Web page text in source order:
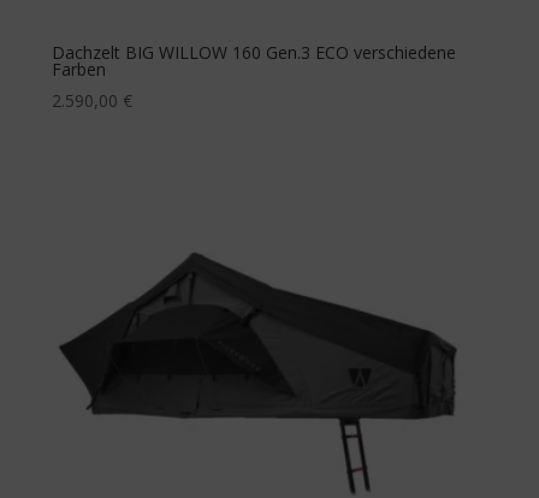
Dachzelt BIG WILLOW 160 Gen.3 ECO verschiedene
Farben
2.590,00 €